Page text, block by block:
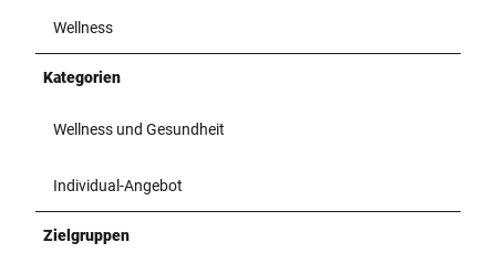
Wellness
Kategorien
Wellness und Gesundheit
Individual-Angebot
Zielgruppen